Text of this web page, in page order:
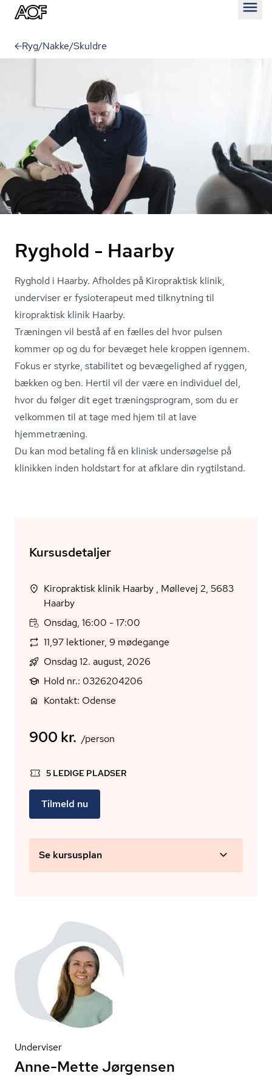
Ryg/Nakke/Skuldre
Ryghold - Haarby
Ryghold i Haarby. Afholdes på Kiropraktisk klinik,
underviser er fysioterapeut med tilknytning til
kiropraktisk klinik Haarby.
Træningen vil bestå af en fælles del hvor pulsen
kommer op og du for bevæget hele kroppen igennem.
Fokus er styrke, stabilitet og bevægelighed af ryggen,
bækken og ben. Hertil vil der være en individuel del,
hvor du følger dit eget træ­nings­pro­gram, som du er
velkommen til at tage med hjem til at lave
hjemmetræning.
Du kan mod betaling få en klinisk undersøgelse på
klinikken inden holdstart for at afklare din rygtilstand.
Kursusdetaljer
Kiropraktisk klinik Haarby , Møllevej 2, 5683
Haarby
Onsdag, 16:00 - 17:00
11,97 lektioner, 9 mødegange
Onsdag 12. august, 2026
Hold nr.: 0326204206
Kontakt: Odense
900 kr. /person
5 LEDIGE PLADSER
Tilmeld nu
Se kursusplan
Underviser
Anne-Mette Jørgensen